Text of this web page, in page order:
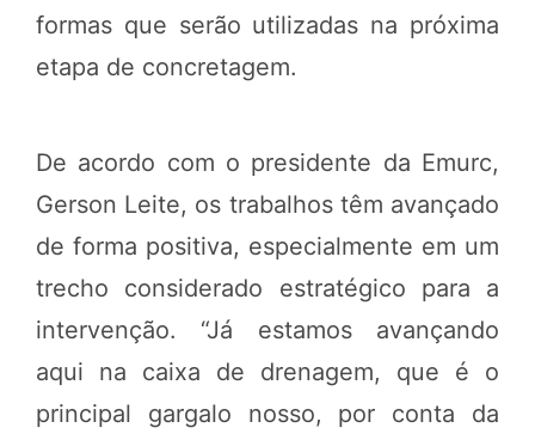
formas que serão utilizadas na próxima
etapa de concretagem.
De acordo com o presidente da Emurc,
Gerson Leite, os trabalhos têm avançado
de forma positiva, especialmente em um
trecho considerado estratégico para a
intervenção. “Já estamos avançando
aqui na caixa de drenagem, que é o
principal gargalo nosso, por conta da